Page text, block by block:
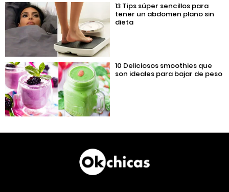
13 Tips súper sencillos para
tener un abdomen plano sin
dieta
10 Deliciosos smoothies que
son ideales para bajar de peso